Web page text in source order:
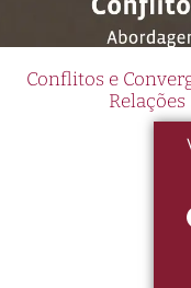
Conflitos e